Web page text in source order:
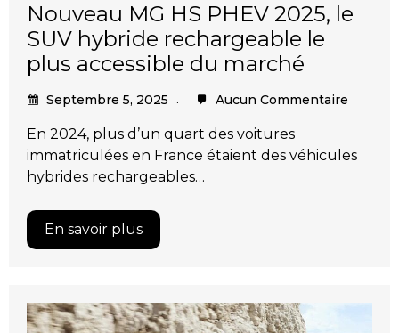
Nouveau MG HS PHEV 2025, le
SUV hybride rechargeable le
plus accessible du marché
Septembre 5, 2025 Aucun Commentaire
En 2024, plus d’un quart des voitures
immatriculées en France étaient des véhicules
hybrides rechargeables…
En savoir plus